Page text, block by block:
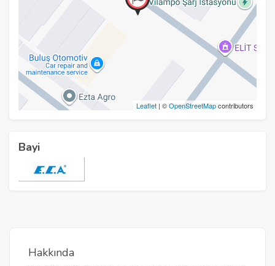
Leaflet | ©OpenStreetMapcontributors
Bayi
Hakkında